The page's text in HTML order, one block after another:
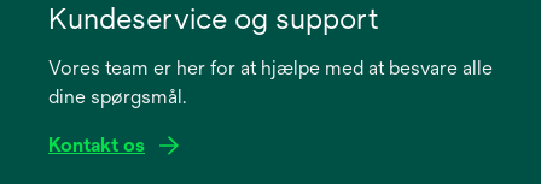
new
Kundeservice og support
Vores team er her for at hjælpe med at besvare alle
dine spørgsmål.
Kontakt os